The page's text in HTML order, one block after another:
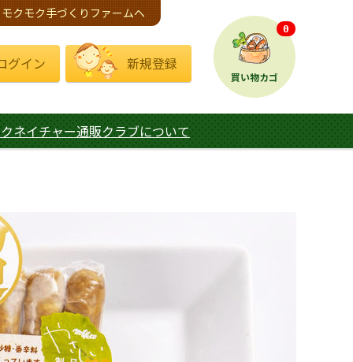
モクモク手づくりファームへ
グイン 新規登録
買い物カゴ
0
ネイチャー通販クラブについて